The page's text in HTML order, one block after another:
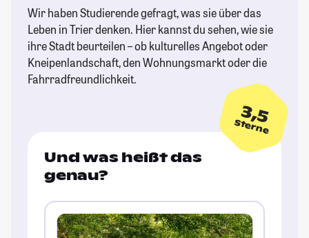
Wir haben Studierende gefragt, was sie über das
Leben in Trier denken. Hier kannst du sehen, wie sie
ihre Stadt beurteilen – ob kulturelles Angebot oder
Kneipenlandschaft, den Wohnungsmarkt oder die
Fahrradfreundlichkeit.
3,5
Sterne
Und was heißt das
genau?